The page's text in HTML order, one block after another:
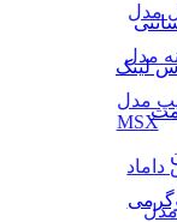
مدل
MSX
لینک